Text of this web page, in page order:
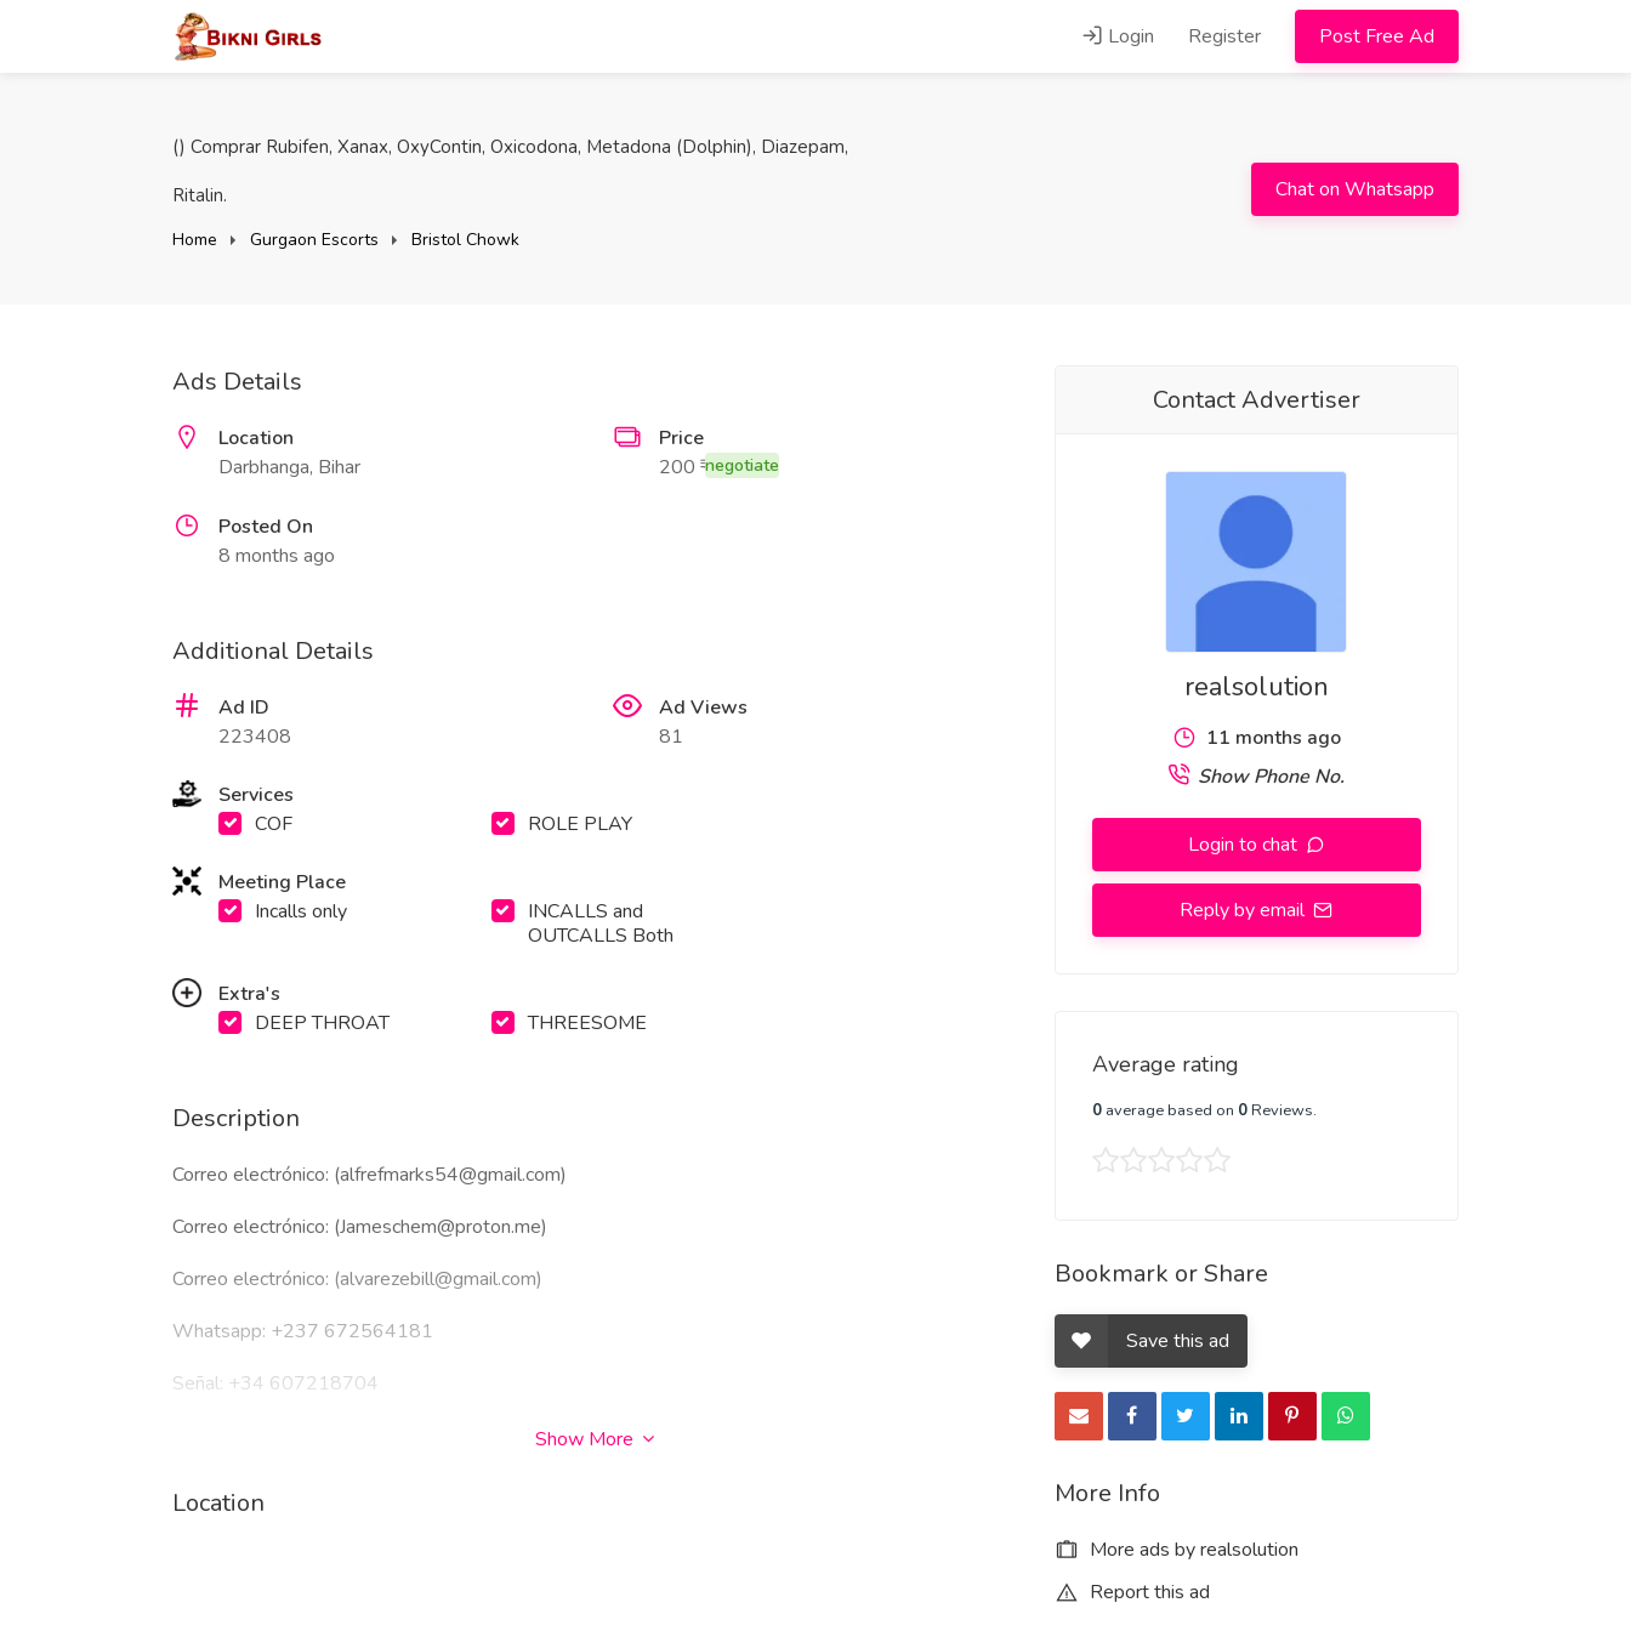
Login Register Post Free Ad
() Comprar Rubifen, Xanax, OxyContin, Oxicodona, Metadona (Dolphin), Diazepam,
Ritalin.
Home Gurgaon Escorts Bristol Chowk
Chat on Whatsapp
Ads Details
Location
Darbhanga, Bihar
Price
200 ₹negotiate
Posted On
8 months ago
Additional Details
Ad ID
223408
Ad Views
81
Services
COF
ROLE PLAY
Meeting Place
Incalls only
INCALLS and
OUTCALLS Both
Extra's
DEEP THROAT
THREESOME
Description
Correo electrónico: (alfrefmarks54@gmail.com)
Correo electrónico: (Jameschem@proton.me)
Correo electrónico: (alvarezebill@gmail.com)
Whatsapp: +237 672564181
Señal: +34 607218704
Telegrama: (@Jamesshop01)
Show More
Location
Contact Advertiser
realsolution
11 months ago
Show Phone No.
Login to chat
Reply by email
Average rating
0average based on 0Reviews.
Bookmark or Share
Save this ad
More Info
More ads by realsolution
Report this ad